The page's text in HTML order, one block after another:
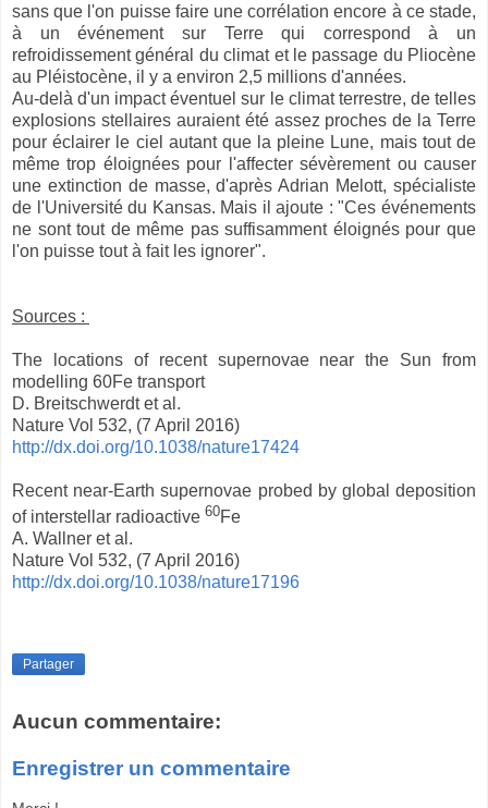
sans que l'on puisse faire une corrélation encore à ce stade,
à un événement sur Terre qui correspond à un
refroidissement général du climat et le passage du Pliocène
au Pléistocène, il y a environ 2,5 millions d'années.
Au-delà d'un impact éventuel sur le climat terrestre, de telles
explosions stellaires auraient été assez proches de la Terre
pour éclairer le ciel autant que la pleine Lune, mais tout de
même trop éloignées pour l'affecter sévèrement ou causer
une extinction de masse, d'après Adrian Melott, spécialiste
de l'Université du Kansas. Mais il ajoute : "Ces événements
ne sont tout de même pas suffisamment éloignés pour que
l'on puisse tout à fait les ignorer".
Sources :
The locations of recent supernovae near the Sun from
modelling 60Fe transport
D. Breitschwerdt et al.
Nature Vol 532, (7 April 2016)
http://dx.doi.org/10.1038/nature17424
Recent near-Earth supernovae probed by global deposition
of interstellar radioactive 60Fe
A. Wallner et al.
Nature Vol 532, (7 April 2016)
http://dx.doi.org/10.1038/nature17196
Partager
Aucun commentaire:
Enregistrer un commentaire